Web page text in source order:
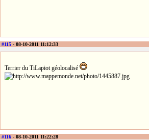
#115 - 08-10-2011 11:12:33
Terrier du TiLapiot géolocalisé
#116 - 08-10-2011 11:22:28